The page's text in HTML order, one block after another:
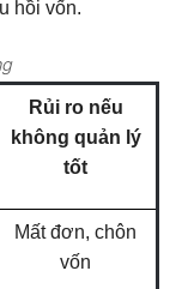
hồi vốn.
Rủi ro nếu
không quản lý
tốt
Mất đơn, chôn
vốn